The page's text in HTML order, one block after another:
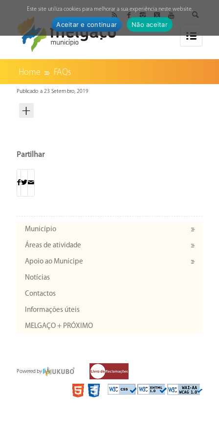
Home FAQs
Publicado a 23 Setembro, 2019
Partilhar
Município
Áreas de atividade
Apoio ao Munícipe
Notícias
Contactos
Informações úteis
MELGAÇO + PRÓXIMO
Powered by
Este site utiliza cookies para melhorar a sua experiência neste website.
Aceitar e continuar Não aceitar